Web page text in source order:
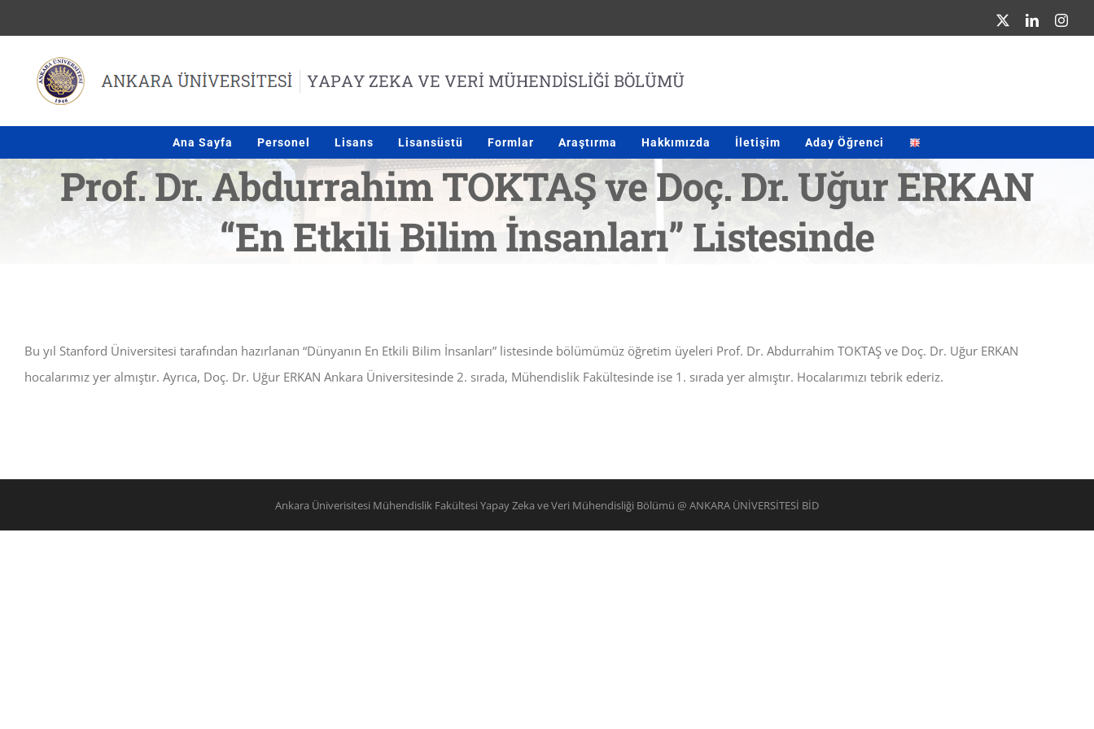
to
content
LinkedIn
Ana Sayfa Personel Lisans Lisansüstü Formlar Araştırma Hakkımızda İletişim Aday Öğrenci
Prof. Dr. Abdurrahim TOKTAŞ ve Doç. Dr. Uğur ERKAN
“En Etkili Bilim İnsanları” Listesinde
Bu yıl Stanford Üniversitesi tarafından hazırlanan “Dünyanın En Etkili Bilim İnsanları” listesinde bölümümüz öğretim üyeleri Prof. Dr. Abdurrahim TOKTAŞ ve Doç. Dr. Uğur ERKAN
hocalarımız yer almıştır. Ayrıca, Doç. Dr. Uğur ERKAN Ankara Üniversitesinde 2. sırada, Mühendislik Fakültesinde ise 1. sırada yer almıştır. Hocalarımızı tebrik ederiz.
Ankara Üniverisitesi Mühendislik Fakültesi Yapay Zeka ve Veri Mühendisliği Bölümü @ ANKARA ÜNİVERSİTESİ BİD